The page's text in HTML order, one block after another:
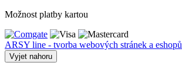
Možnost platby kartou
ARSY line - tvorba webových stránek a eshopů
Vyjet nahoru